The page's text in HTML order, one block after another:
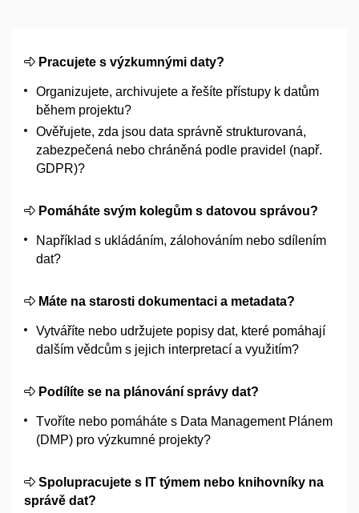
Pracujete s výzkumnými daty?
Organizujete, archivujete a řešíte přístupy k datům
během projektu?
Ověřujete, zda jsou data správně strukturovaná,
zabezpečená nebo chráněná podle pravidel (např.
GDPR)?
Pomáháte svým kolegům s datovou správou?
Například s ukládáním, zálohováním nebo sdílením
dat?
Máte na starosti dokumentaci a metadata?
Vytváříte nebo udržujete popisy dat, které pomáhají
dalším vědcům s jejich interpretací a využitím?
Podílíte se na plánování správy dat?
Tvoříte nebo pomáháte s Data Management Plánem
(DMP) pro výzkumné projekty?
Spolupracujete s IT týmem nebo knihovníky na
správě dat?